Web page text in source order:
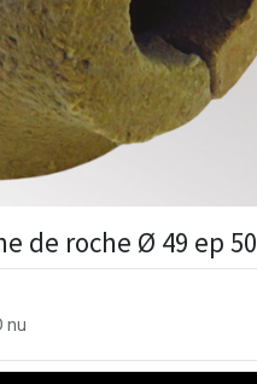
de roche Ø 49 ep 50
nu